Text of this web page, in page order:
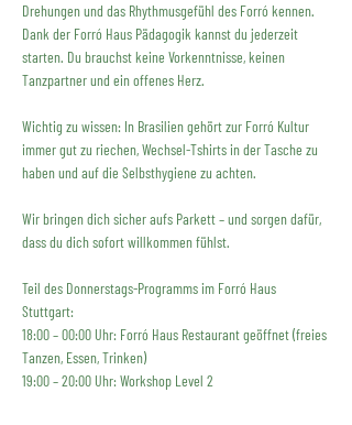
Drehungen und das Rhythmusgefühl des Forró kennen.
Dank der Forró Haus Pädagogik kannst du jederzeit
starten. Du brauchst keine Vorkenntnisse, keinen
Tanzpartner und ein offenes Herz.
Wichtig zu wissen: In Brasilien gehört zur Forró Kultur
immer gut zu riechen, Wechsel-Tshirts in der Tasche zu
haben und auf die Selbsthygiene zu achten.
Wir bringen dich sicher aufs Parkett – und sorgen dafür,
dass du dich sofort willkommen fühlst.
Teil des Donnerstags-Programms im Forró Haus
Stuttgart:
18:00 – 00:00 Uhr: Forró Haus Restaurant geöffnet (freies
Tanzen, Essen, Trinken)
19:00 – 20:00 Uhr: Workshop Level 2